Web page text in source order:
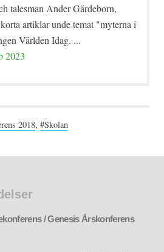
talesman Ander Gärdeborn,
artiklar unde temat "myterna i
Världen Idag. ...
2023
2018, #Skolan
/ Genesis Årskonferens